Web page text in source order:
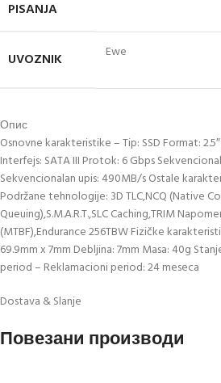
PISANJA
UVOZNIK Ewe
Опис
Osnovne karakteristike – Tip: SSD Format:
Interfejs: SATA III Protok: 6 Gbps
Sekvencionalan upis: 490MB/s Ostale
Podržane tehnologije: 3D TLC,NCQ (Native
Queuing),S.M.A.R.T.,SLC Caching,TRIM
(MTBF),Endurance 256TBW Fizičke
69.9mm x 7mm Debljina: 7mm Masa: 40g
period – Reklamacioni period: 24 meseca
Dostava & Slanje
Повезани производи